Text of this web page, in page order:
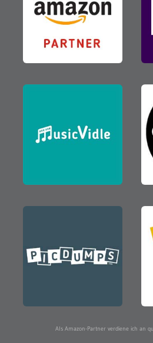
Als Amazon-Partner verdiene ich an